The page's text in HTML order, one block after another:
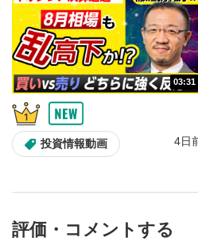
するとその位置から動画が再生
6
画質/再生速度の設定
画質の選択/再生速度の変更がで
7
音量調整
スライダーを上下すると音量
8
全画面表示
03:31
投資情報動画 4日
評価・コメントする